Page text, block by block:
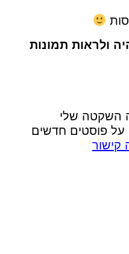
ולראות תמונות
השקטה שלי
על פוסטים חדשים
קישור